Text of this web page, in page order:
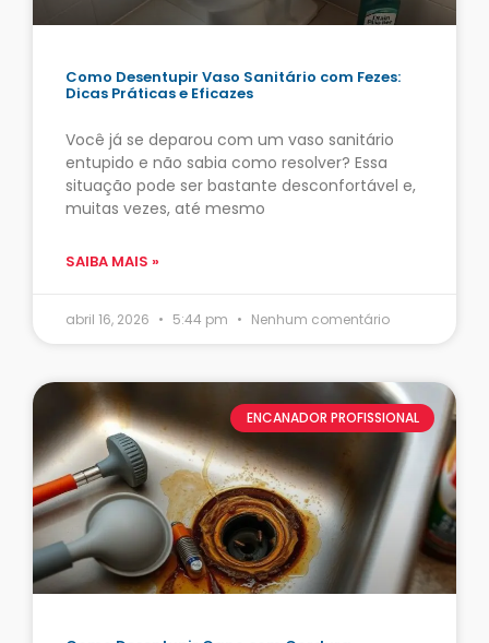
Como Desentupir Vaso Sanitário com Fezes:
Dicas Práticas e Eficazes
Você já se deparou com um vaso sanitário
entupido e não sabia como resolver? Essa
situação pode ser bastante desconfortável e,
muitas vezes, até mesmo
SAIBA MAIS »
abril 16, 2026 5:44 pm Nenhum comentário
ENCANADOR PROFISSIONAL